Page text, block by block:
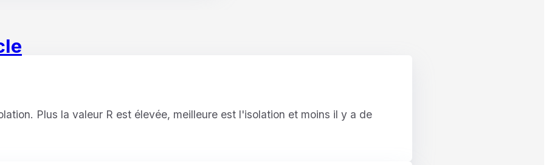
Plus la valeur R est élevée, meilleure est l'isolation et moins il y a de